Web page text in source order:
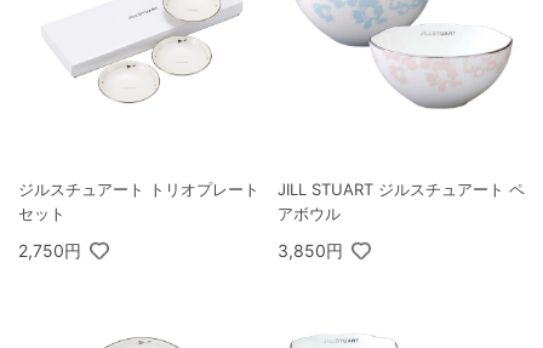
ジルスチュアート トリオプレート
セット
2,750円
JILL STUART ジルスチュアート ペ
アボウル
3,850円